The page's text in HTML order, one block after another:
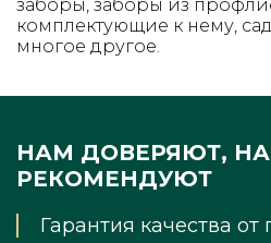
заборы, заборы из
комплектующие к нему,
многое другое.
НАМ ДОВЕРЯЮТ,
РЕКОМЕНДУЮТ
Гарантия качества